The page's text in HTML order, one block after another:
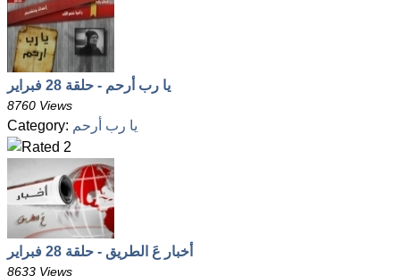
يا رب أرحم - حلقة 28 فبراير
8760 Views
Category: يا رب أرحم
أخبار عَ الطريق - حلقة 28 فبراير
8633 Views